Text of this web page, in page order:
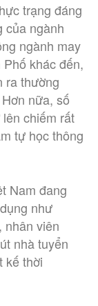
trạng đáng
của ngành
ngành may
khác đến,
ra thường
nữa, số
chiếm rất
tự học thông
Nam đang
như
nhân viên
nhà tuyển
kế thời